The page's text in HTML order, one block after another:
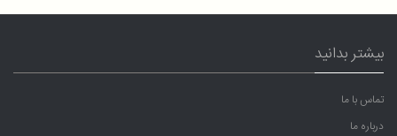
بیشتر بدانید
تماس با ما
درباره ما